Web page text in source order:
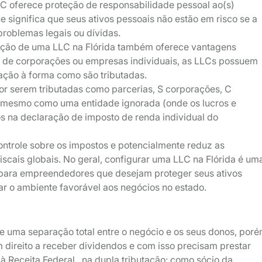
oferece proteção de responsabilidade pessoal ao(s)
significa que seus ativos pessoais não estão em risco se a
legais ou dívidas.
de uma LLC na Flórida também oferece vantagens
corporações ou empresas individuais, as LLCs possuem
à forma como são tributadas.
serem tributadas como parcerias, S corporações, C
como uma entidade ignorada (onde os lucros e
na declaração de imposto de renda individual do
sobre os impostos e potencialmente reduz as
globais. No geral, configurar uma LLC na Flórida é
empreendedores que desejam proteger seus ativos
o ambiente favorável aos negócios no estado.
uma separação total entre o negócio e os seus donos,
direito a receber dividendos e com isso precisam prestar
Receita Federal , na dupla tributação: como sócio da